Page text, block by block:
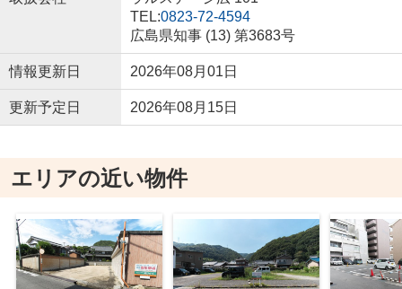
TEL:0823-72-4594
広島県知事 (13) 第3683号
情報更新日 2026年08月01日
更新予定日 2026年08月15日
エリアの近い物件